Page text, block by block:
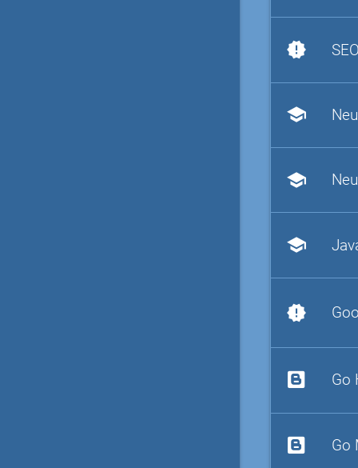
new_releases
school
school
school
new_releases
Go
Go